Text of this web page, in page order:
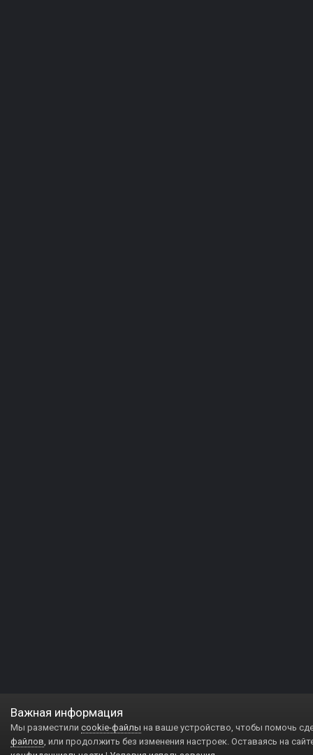
Важная информация
Мы разместили cookie-файлы на ваше устройство, чтобы помочь
файлов, или продолжить без изменения настроек. Оставаясь на